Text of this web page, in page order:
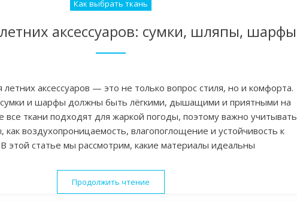
Как выбрать ткань
аксессуаров: сумки, шляпы, шарфы
аксессуаров — это не только вопрос стиля, но и комфорта.
и шарфы должны быть лёгкими, дышащими и приятными на
ткани подходят для жаркой погоды, поэтому важно учитывать
как воздухопроницаемость, влагопоглощение и устойчивость к
этой статье мы рассмотрим, какие материалы идеальны
Продолжить чтение